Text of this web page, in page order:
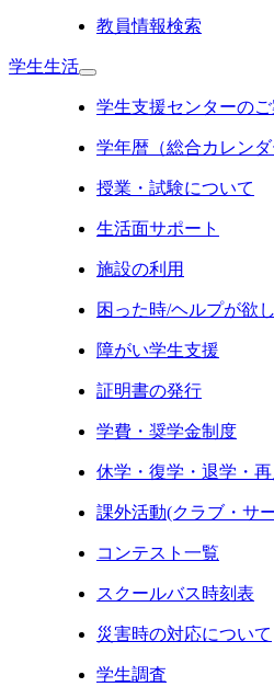
教員情報検索
学生生活
学生支援センターの
学年暦（総合カレンダ
授業・試験について
生活面サポート
施設の利用
困った時/ヘルプが欲
障がい学生支援
証明書の発行
学費・奨学金制度
休学・復学・退学・
課外活動(クラブ・サ
コンテスト一覧
スクールバス時刻表
災害時の対応について
学生調査